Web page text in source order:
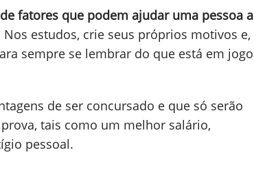
fatores que podem ajudar uma pessoa a
Nos estudos, crie seus próprios motivos e,
sempre se lembrar do que está em jogo
de ser concursado e que só serão
tais como um melhor salário,
pessoal.